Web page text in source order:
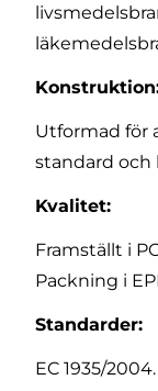
Utformad för
standard och
Kvalitet:
Framställt i
Packning i
Standarder:
EC 1935/2004.